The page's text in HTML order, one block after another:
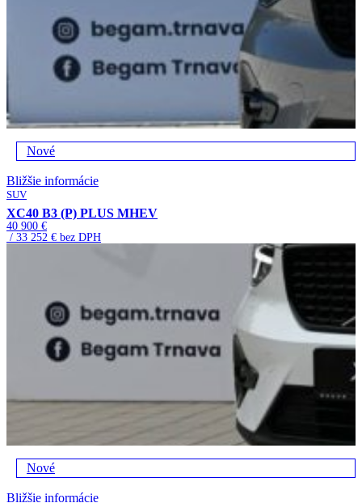
Nové
Bližšie informácie
SUV
XC40 B3 (P) PLUS MHEV
40 900 €
/ 33 252 € bez DPH
Nové
Bližšie informácie